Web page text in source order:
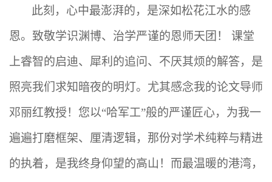
此刻，心中最澎湃的，是深如松花江水的感
恩。致敬学识渊博、治学严谨的恩师天团！
课堂
上睿智的启迪、犀利的追问、不厌其烦的解答，是
照亮我们求知暗夜的明灯。尤其感念我的论文导师
邓丽红教授！您以“哈军工”般的严谨匠心，为我一
遍遍打磨框架、厘清逻辑，那份对学术纯粹与精进
的执着，是我终身仰望的高山 ！ 而最温暖的港湾，